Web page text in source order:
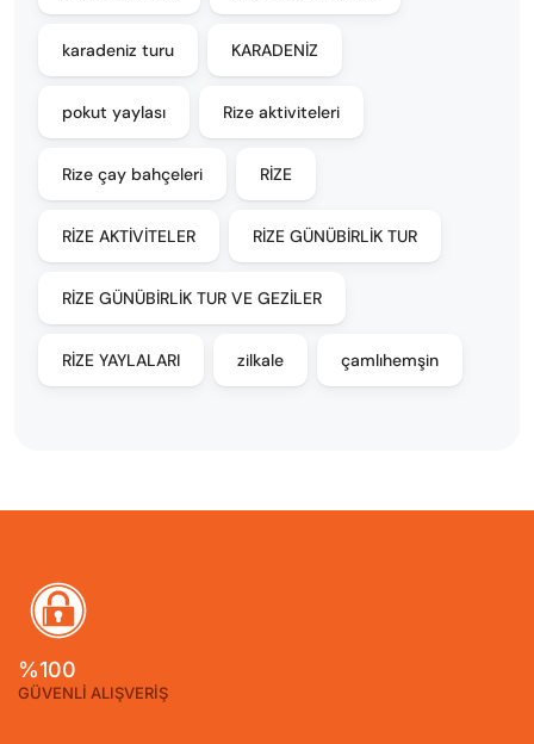
karadeniz turu KARADENİZ
pokut yaylası Rize aktiviteleri
Rize çay bahçeleri RİZE
RİZE AKTİVİTELER RİZE GÜNÜBİRLİK TUR
RİZE GÜNÜBİRLİK TUR VE GEZİLER
RİZE YAYLALARI zilkale çamlıhemşin
%100
GÜVENLİ ALIŞVERİŞ